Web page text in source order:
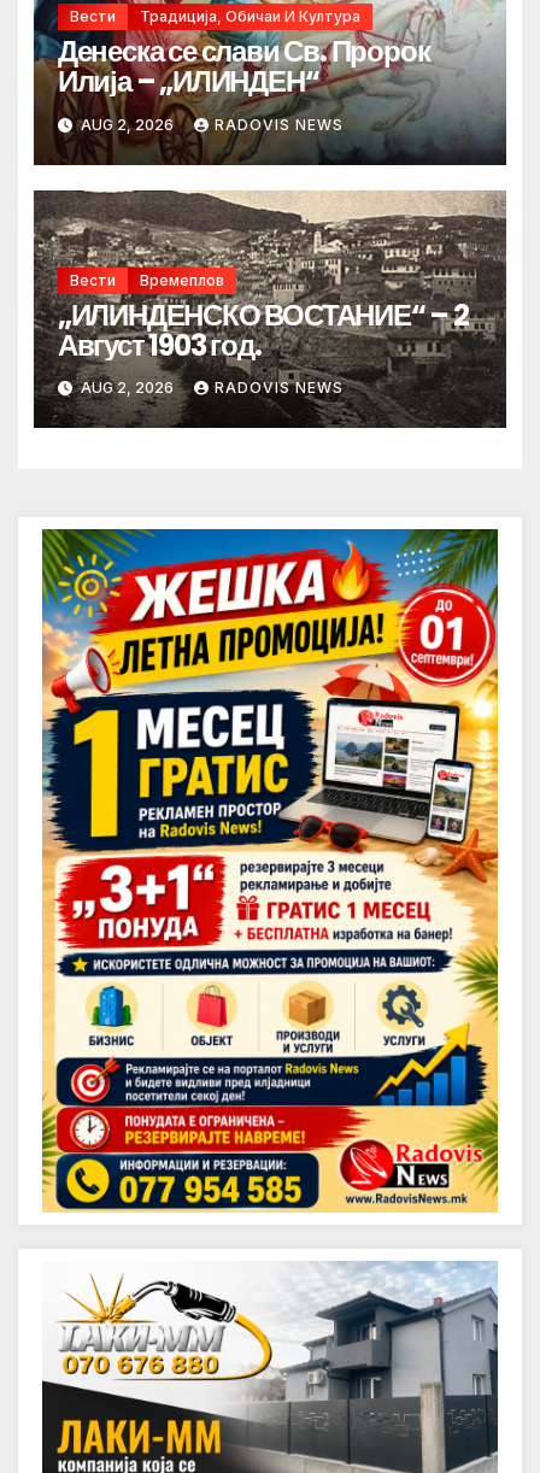
Вести Традиција, Обичаи И Култура
Денеска се слави Св. Пророк
Илија – „ИЛИНДЕН“
AUG 2, 2026 RADOVIS NEWS
Вести Времеплов
„ИЛИНДЕНСКО ВОСТАНИЕ“ – 2
Август 1903 год.
AUG 2, 2026 RADOVIS NEWS